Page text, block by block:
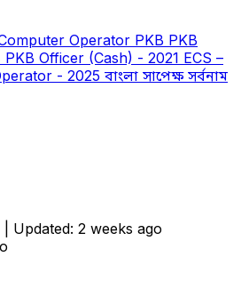
Operator PKB PKB
PKB Officer (Cash) - 2021 ECS –
- 2025 বাংলা সাপেক্ষ সর্বনাম
Updated: 2 weeks ago